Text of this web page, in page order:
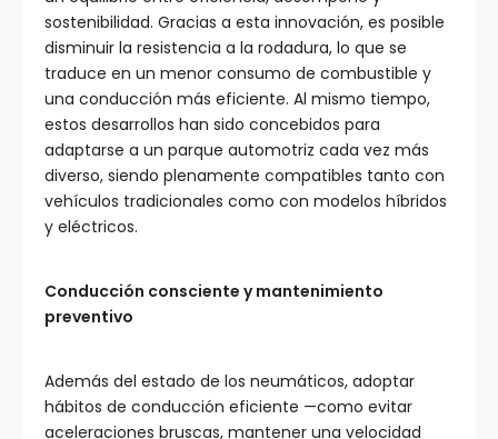
sostenibilidad. Gracias a esta innovación, es posible
disminuir la resistencia a la rodadura, lo que se
traduce en un menor consumo de combustible y
una conducción más eficiente. Al mismo tiempo,
estos desarrollos han sido concebidos para
adaptarse a un parque automotriz cada vez más
diverso, siendo plenamente compatibles tanto con
vehículos tradicionales como con modelos híbridos
y eléctricos.
Conducción consciente y mantenimiento
preventivo
Además del estado de los neumáticos, adoptar
hábitos de conducción eficiente —como evitar
aceleraciones bruscas, mantener una velocidad